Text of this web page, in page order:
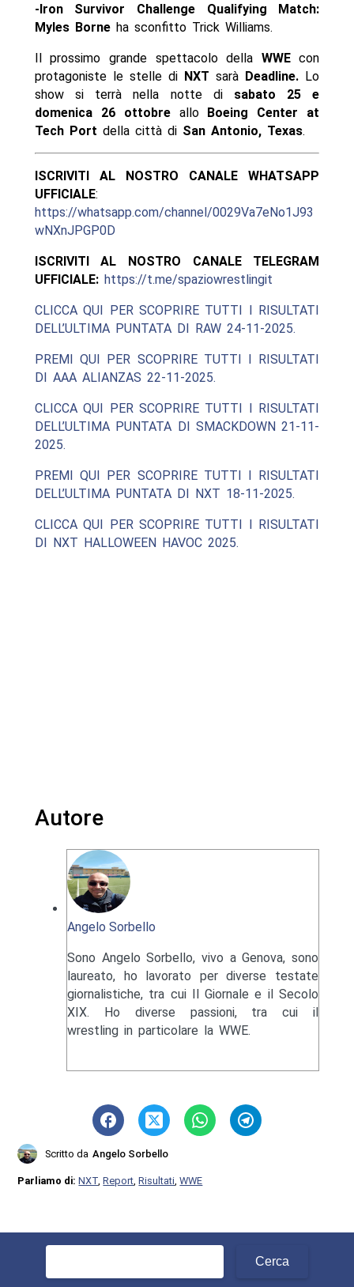
-Iron Survivor Challenge Qualifying Match:
Myles Borneha sconfitto Trick Williams.
Il prossimo grande spettacolo della WWEcon
protagoniste le stelle diNXT sarà Deadline. Lo
show si terrà nella notte di sabato 25 e
domenica 26 ottobre allo
Boeing Center at
Tech Port della città di San Antonio, Texas.
ISCRIVITI AL NOSTRO CANALE WHATSAPP
UFFICIALE:
https://whatsapp.com/channel/0029Va7eNo1J93
wNXnJPGP0D
ISCRIVITI AL NOSTRO CANALE TELEGRAM
UFFICIALE: https://t.me/spaziowrestlingit
CLICCA QUI PER SCOPRIRE TUTTI I RISULTATI
DELL’ULTIMA PUNTATA DI RAW 24-11-2025.
PREMI QUI PER SCOPRIRE TUTTI I RISULTATI
DI AAA ALIANZAS 22-11-2025.
CLICCA QUI PER SCOPRIRE TUTTI I RISULTATI
DELL’ULTIMA PUNTATA DI SMACKDOWN 21-11-
2025.
PREMI QUI PER SCOPRIRE TUTTI I RISULTATI
DELL’ULTIMA PUNTATA DI NXT 18-11-2025.
CLICCA QUI PER SCOPRIRE TUTTI I RISULTATI
DI NXT HALLOWEEN HAVOC 2025.
Autore
Angelo Sorbello
Sono Angelo Sorbello, vivo a Genova, sono
laureato, ho lavorato per diverse testate
giornalistiche, tra cui Il Giornale e il Secolo
XIX. Ho diverse passioni, tra cui il
wrestling in particolare la WWE.
Scritto da Angelo Sorbello
Parliamo di:NXT ,Report ,Risultati ,WWE